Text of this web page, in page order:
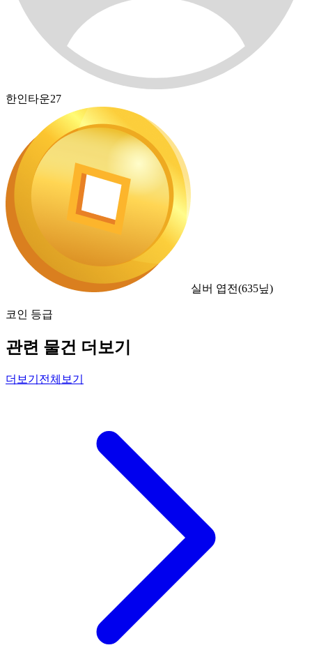
한인타운27
실버 엽전(635닢)
코인 등급
관련 물건 더보기
더보기 전체보기